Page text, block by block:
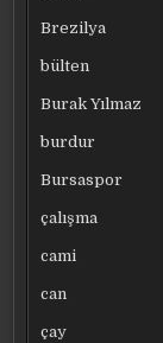
Brezilya
bülten
Burak Yılmaz
burdur
Bursaspor
çalışma
cami
can
çay